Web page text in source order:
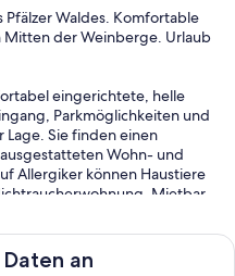
Pfälzer Waldes. Komfortable
Mitten der Weinberge. Urlaub
eingerichtete, helle
Parkmöglichkeiten und
Sie finden einen
Wohn- und
Allergiker können Haustiere
Mietbar
und die umliegenden
Haustür mit
zu Burgruinen und Felsen.
an